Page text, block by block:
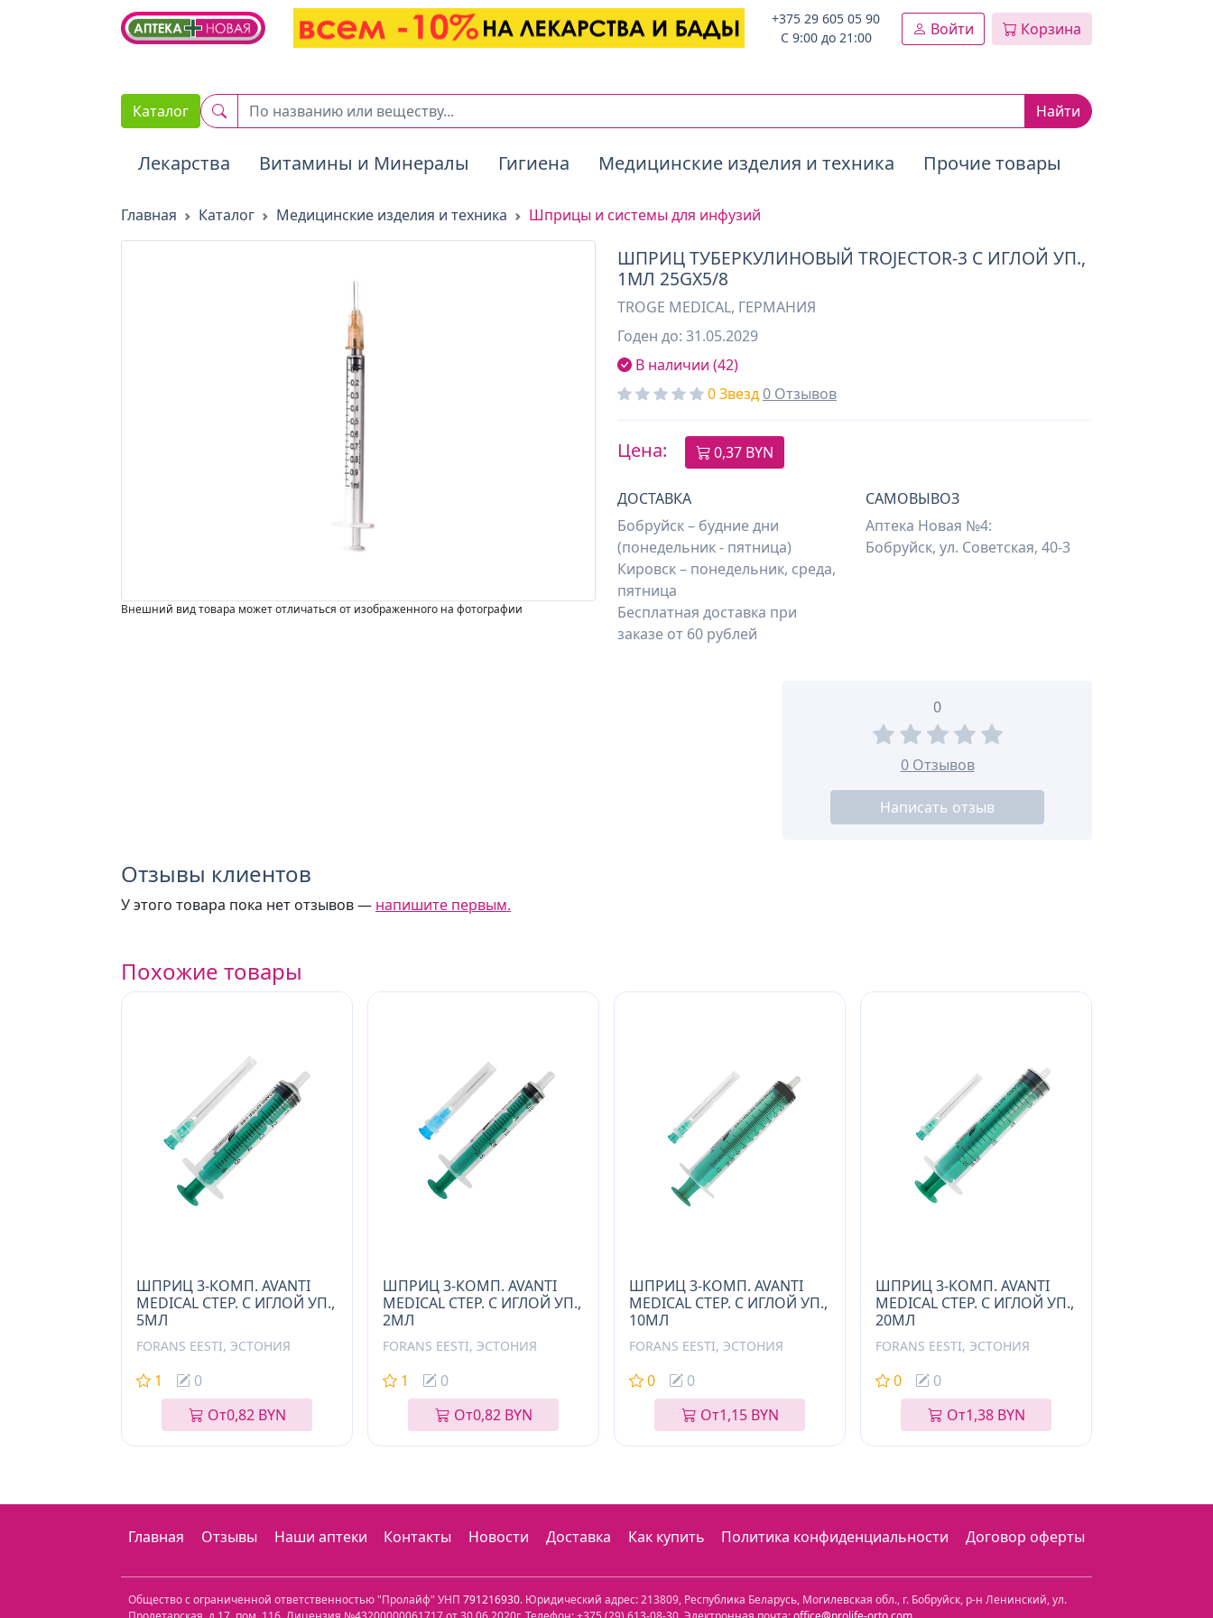
2. Вставьте этот код сразу же после открывающего тега :
+375 29 605 05 90
C 9:00 до 21:00
Войти Корзина
Каталог Найти
Лекарства Витамины и Минералы Гигиена Медицинские изделия и техника Прочие товары
Главная Каталог Медицинские изделия и техника Шприцы и системы для инфузий
Внешний вид товара может отличаться от изображенного на фотографии
ШПРИЦ ТУБЕРКУЛИНОВЫЙ TROJECTOR-3 С ИГЛОЙ УП.,
1МЛ 25GХ5/8
TROGE MEDICAL, ГЕРМАНИЯ
Годен до: 31.05.2029
В наличии (42)
0 Звезд0 Отзывов
Цена: 0,37 BYN
ДОСТАВКА
Бобруйск – будние дни
(понедельник - пятница)
Кировск – понедельник, среда,
пятница
Бесплатная доставка при
заказе от 60 рублей
САМОВЫВОЗ
Аптека Новая №4:
Бобруйск, ул. Советская, 40-3
0
0 Отзывов
Написать отзыв
Отзывы клиентов
У этого товара пока нет отзывов — напишите первым.
Похожие товары
ШПРИЦ 3-КОМП. AVANTI
MEDICAL СТЕР. С ИГЛОЙ УП.,
5МЛ
FORANS EESTI, ЭСТОНИЯ
1
0
От0,82 BYN
ШПРИЦ 3-КОМП. AVANTI
MEDICAL СТЕР. С ИГЛОЙ УП.,
2МЛ
FORANS EESTI, ЭСТОНИЯ
1
0
От0,82 BYN
ШПРИЦ 3-КОМП. AVANTI
MEDICAL СТЕР. С ИГЛОЙ УП.,
10МЛ
FORANS EESTI, ЭСТОНИЯ
0
0
От1,15 BYN
ШПРИЦ 3-КОМП. AVANTI
MEDICAL СТЕР. С ИГЛОЙ УП.,
20МЛ
FORANS EESTI, ЭСТОНИЯ
0
0
От1,38 BYN
Главная Отзывы Наши аптеки Контакты Новости Доставка Как купить Политика конфиденциальности Договор оферты
Общество с ограниченной ответственностью "Пролайф" УНП 791216930. Юридический адрес:213809, Республика Беларусь, Могилевская обл., г. Бобруйск, р-н Ленинский,ул.